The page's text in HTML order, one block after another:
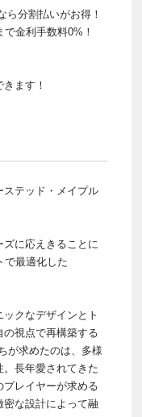
ら分割払いがお得！
金利手数料0%！
ます！
ステッド・メイプル
に応えきることに
で最適化した
クなデザインとト
視点で再構築する
が求めたのは、多様
長年愛されてきた
プレイヤーが求める
密な設計によって融